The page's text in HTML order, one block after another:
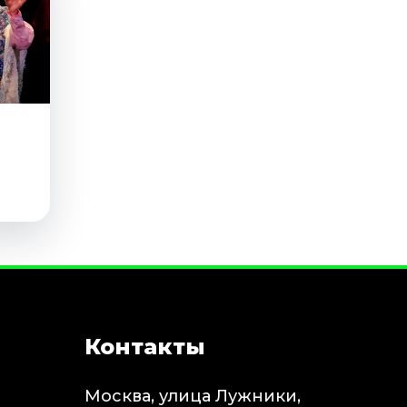
Контакты
Москва, улица Лужники,